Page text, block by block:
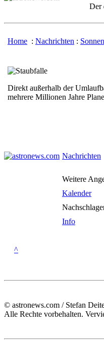
Der
Home : Nachrichten :
Direkt außerhalb der
mehrere Millionen Jahre
Nachrichten
Weitere
Kalender
Info
^
© astronews.com / Stefan
Alle Rechte vorbehalten.